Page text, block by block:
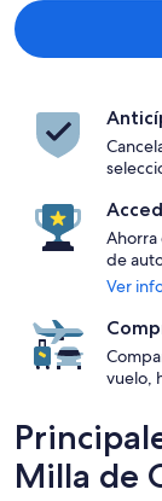
Ahorra
de
Ver
vuelo,
Milla de